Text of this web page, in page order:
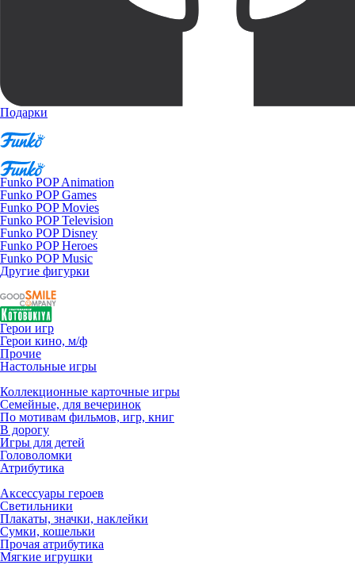
Подарки
Funko POP Animation
Funko POP Games
Funko POP Movies
Funko POP Television
Funko POP Disney
Funko POP Heroes
Funko POP Music
Другие фигурки
Герои игр
Герои кино, м/ф
Прочие
Настольные игры
Коллекционные карточные игры
Семейные, для вечеринок
По мотивам фильмов, игр, книг
В дорогу
Игры для детей
Головоломки
Атрибутика
Аксессуары героев
Светильники
Плакаты, значки, наклейки
Сумки, кошельки
Прочая атрибутика
Мягкие игрушки